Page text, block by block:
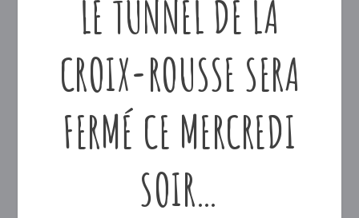
LE TUNNEL DE LA
CROIX-ROUSSE SERA
FERMÉ CE MERCREDI
SOIR…